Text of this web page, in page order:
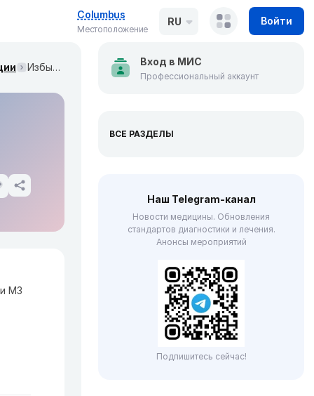
Columbus
Местоположение
RU Войти
Избыточная крайняя плоть, фимоз и парафимоз. Клинические рекомендации МЗ России
МЗ
Вход в МИС
Профессиональный аккаунт
ВСЕ РАЗДЕЛЫ
Наш Telegram-канал
Новости медицины. Обновления
стандартов диагностики и лечения.
Анонсы мероприятий
Подпишитесь сейчас!